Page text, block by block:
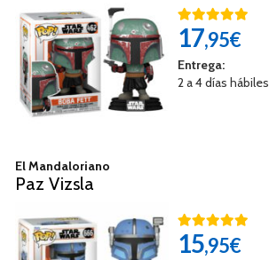
17,95€
Entrega:
2 a 4 días hábiles
El Mandaloriano
Paz Vizsla
15,95€